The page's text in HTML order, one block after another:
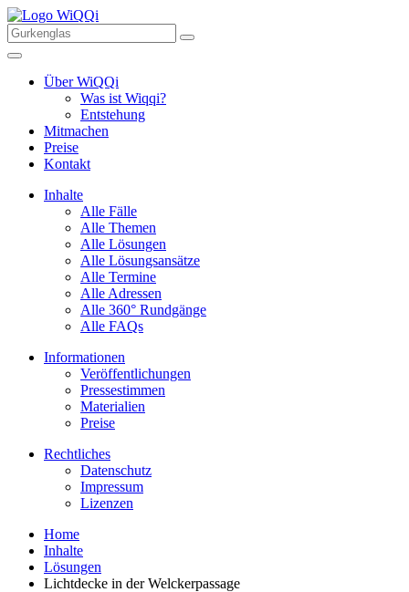
Über WiQQi
Was ist Wiqqi?
Entstehung
Mitmachen
Preise
Kontakt
Inhalte
Alle Fälle
Alle Themen
Alle Lösungen
Alle Lösungsansätze
Alle Termine
Alle Adressen
Alle 360° Rundgänge
Alle FAQs
Informationen
Veröffentlichungen
Pressestimmen
Materialien
Preise
Rechtliches
Datenschutz
Impressum
Lizenzen
Home
Inhalte
Lösungen
Lichtdecke in der Welckerpassage